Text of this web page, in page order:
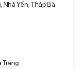
Nhà Yến, Tháp Bà
Trang